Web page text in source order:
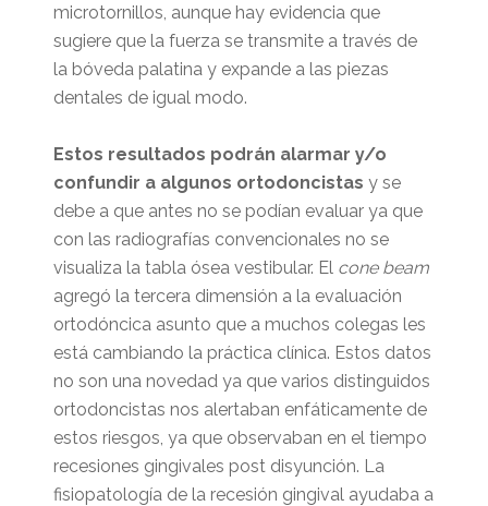
microtornillos, aunque hay evidencia que
sugiere que la fuerza se transmite a través de
la bóveda palatina y expande a las piezas
dentales de igual modo.
Estos resultados podrán alarmar y/o
confundir a algunos ortodoncistas y se
debe a que antes no se podían evaluar ya que
con las radiografías convencionales no se
visualiza la tabla ósea vestibular. El cone beam
agregó la tercera dimensión a la evaluación
ortodóncica asunto que a muchos colegas les
está cambiando la práctica clínica. Estos datos
no son una novedad ya que varios distinguidos
ortodoncistas nos alertaban enfáticamente de
estos riesgos, ya que observaban en el tiempo
recesiones gingivales post disyunción. La
fisiopatología de la recesión gingival ayudaba a